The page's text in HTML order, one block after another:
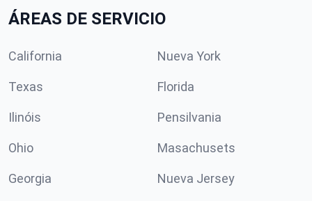
ÁREAS DE SERVICIO
California Nueva York
Texas Florida
Ilinóis Pensilvania
Ohio Masachusets
Georgia Nueva Jersey